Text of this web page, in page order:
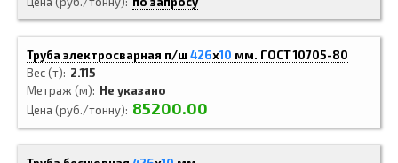
Труба электросварная п/ш 426x10 мм. ГОСТ 10705-80
Вес (т)
2.115
Метраж (м)
Не указано
Цена (руб./тонну)
85200.00